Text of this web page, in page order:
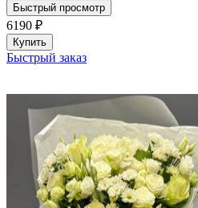
Быстрый просмотр
6190 ₽
Купить
Быстрый заказ